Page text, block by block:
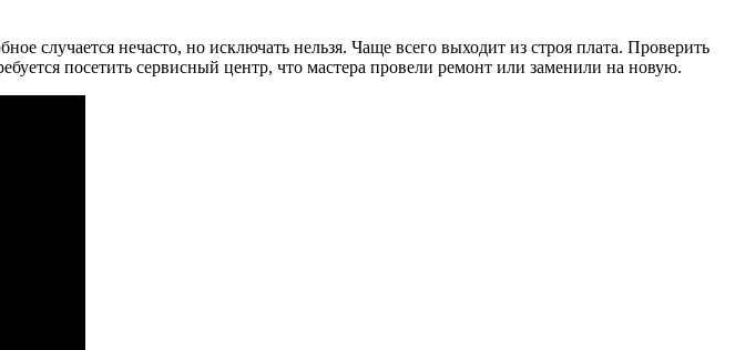
случается нечасто, но исключать нельзя. Чаще всего выходит из строя плата. Проверить
посетить сервисный центр, что мастера провели ремонт или заменили на новую.